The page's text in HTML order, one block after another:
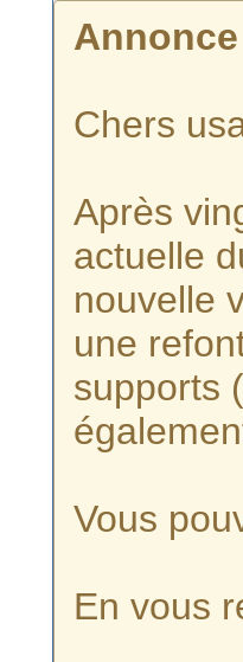
Annonce
Chers
Après
actuelle
nouvelle
une
supports
Vous
En vous